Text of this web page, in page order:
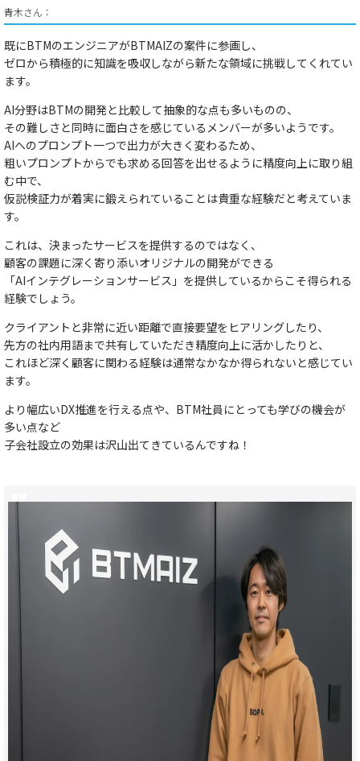
青木さん：​
既にBTMのエンジニアがBTMAIZの案件に参画し、
ゼロから積極的に知識を吸収しながら新たな領域に挑戦してくれてい
ます。
AI分野はBTMの開発と比較して抽象的な点も多いものの、
その難しさと同時に面白さを感じているメンバーが多いようです。
AIへのプロンプト一つで出力が大きく変わるため、
粗いプロンプトからでも求める回答を出せるように精度向上に取り組
む中で、
仮説検証力が着実に鍛えられていることは貴重な経験だと考えていま
す。
これは、決まったサービスを提供するのではなく、
顧客の課題に深く寄り添いオリジナルの開発ができる
「AIインテグレーションサービス」を提供しているからこそ得られる
経験でしょう。
クライアントと非常に近い距離で直接要望をヒアリングしたり、
先方の社内用語まで共有していただき精度向上に活かしたりと、
これほど深く顧客に関わる経験は通常なかなか得られないと感じてい
ます。
より幅広いDX推進を行える点や、BTM社員にとっても学びの​​機会が​​
多い点など​
子会社設立の効果は沢山出てきているんですね！​